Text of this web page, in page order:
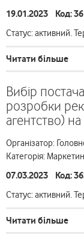
19.01.2023 Код:
Статус: активний.
Читати більше
Вибір
розробки
агентство)
Організатор:
Категорія:
07.03.2023 Код:
Статус: активний.
Читати більше